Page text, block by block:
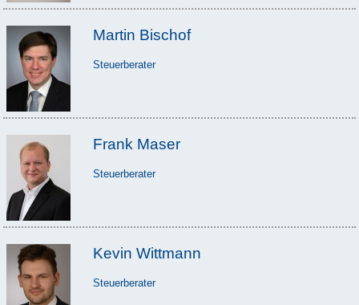
Martin Bischof
Steuerberater
Frank Maser
Steuerberater
Kevin Wittmann
Steuerberater